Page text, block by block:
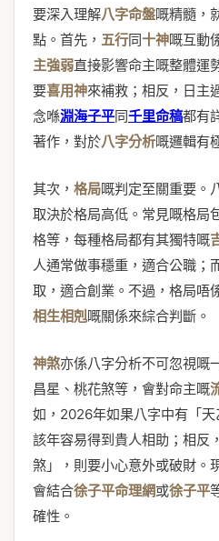
要深入理解八字命盤嘅精髓，
點。首先， 五行同十神嘅互動
主強弱直接影響命主嘅整體運
要喜用神來補救；相反，日主
念喺淵海子平同千里命稿都有
著作，對於八字分析嘅邏輯有
其次， 格局嘅判定至關重要。
取決於格局高低。常見嘅格局
格等，每種格局都有其獨特嘅
人通常做事穩重，適合公職；
取，適合創業。不過，格局唔
相生相剋嘅關係來綜合判斷。
神煞亦係八字分析不可忽視嘅
昌星、桃花煞等，會對命主嘅
如，2026年如果八字中有「
該年容易得到貴人相助；相反
煞」，則要小心意外或破財。
會結合徐子平命理網或徐子平
確性。